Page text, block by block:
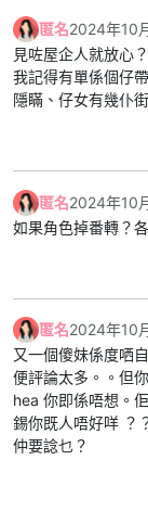
匿名2024年10
見咗屋企人就放心
我記得有單係個仔
隱瞞、仔女有幾仆
匿名2024年10
如果角色掉番轉？
匿名2024年10
又一個傻妹係度哂
便評論太多。。但
hea 你即係唔想。
錫你既人唔好咩 ？
仲要諗乜？